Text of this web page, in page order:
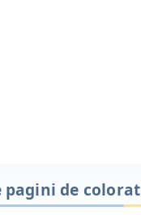
pagini de colorat